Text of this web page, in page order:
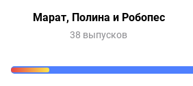
Марат, Полина и Робопес
38 выпусков